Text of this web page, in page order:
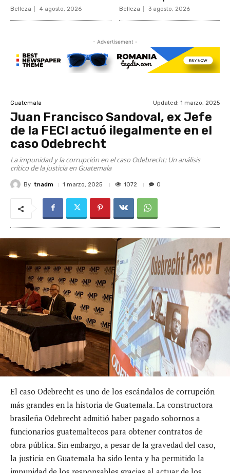
Belleza 4 agosto, 2026 Belleza 3 agosto, 2026
- Advertisement -